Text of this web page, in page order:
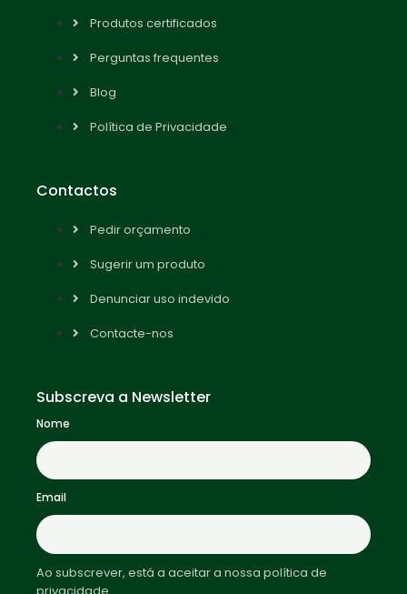
Produtos certificados
Perguntas frequentes
Blog
Política de Privacidade
Contactos
Pedir orçamento
Sugerir um produto
Denunciar uso indevido
Contacte-nos
Subscreva a Newsletter
Nome
Email
Ao subscrever, está a aceitar a nossa política de